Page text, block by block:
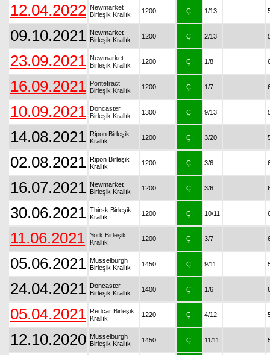
12.04.2022 Newmarket
Birleşik Krallık
1200 Ç: 1/13
09.10.2021 Newmarket
Birleşik Krallık
1200 Ç: 2/13
23.09.2021 Newmarket
Birleşik Krallık
1200 Ç: 1/8
16.09.2021 Pontefract
Birleşik Krallık
1200 Ç: 1/7
10.09.2021 Doncaster
Birleşik Krallık
1300 Ç: 9/13
14.08.2021 Ripon Birleşik
Krallık
1200 Ç: 3/20
02.08.2021 Ripon Birleşik
Krallık
1200 Ç: 3/6
16.07.2021 Newmarket
Birleşik Krallık
1200 Ç: 3/6
30.06.2021 Thirsk Birleşik
Krallık
1200 Ç: 10/11
11.06.2021
York Birleşik
Krallık
1200 Ç: 3/7
05.06.2021 Musselburgh
Birleşik Krallık
1450 Ç: 9/11
24.04.2021 Doncaster
Birleşik Krallık
1400 Ç: 1/6
05.04.2021 Redcar Birleşik
Krallık
1220 Ç: 4/12
12.10.2020 Musselburgh
Birleşik Krallık
1450 Ç: 11/11